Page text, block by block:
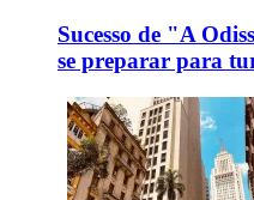
Sucesso de "A
se preparar para